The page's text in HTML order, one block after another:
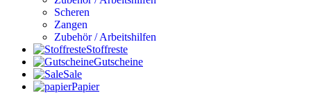
Scheren
Zangen
Zubehör / Arbeitshilfen
Stoffreste
Gutscheine
Sale
Papier